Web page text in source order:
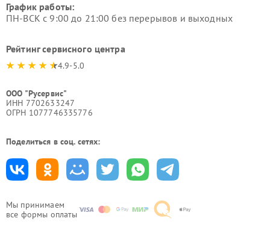
Мы принимаем
все формы оплаты
График работы:
ПН-ВСК с 9:00 до 21:00 без перерывов и выходных
Рейтинг сервисного центра
4.9-5.0
ООО "Русервис"
ИНН 7702633247
ОГРН 1077746335776
Поделиться в соц. сетях: